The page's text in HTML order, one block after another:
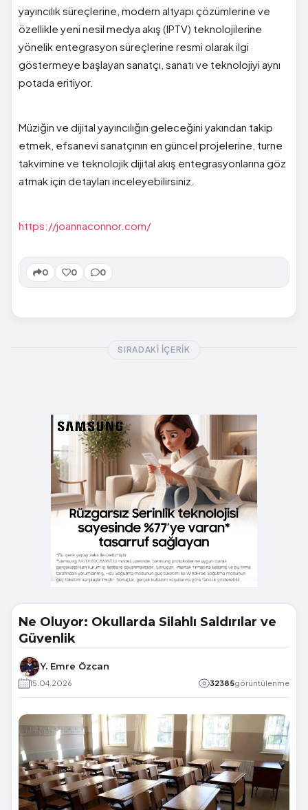
yayıncılık süreçlerine, modern altyapı çözümlerine ve
özellikle yeni nesil medya akış (IPTV) teknolojilerine
yönelik entegrasyon süreçlerine resmi olarak ilgi
göstermeye başlayan sanatçı, sanatı ve teknolojiyi aynı
potada eritiyor.
Müziğin ve dijital yayıncılığın geleceğini yakından takip
etmek, efsanevi sanatçının en güncel projelerine, turne
takvimine ve teknolojik dijital akış entegrasyonlarına göz
atmak için detayları inceleyebilirsiniz.
https://joannaconnor.com/
0 0 0
SIRADAKI İÇERIK
Ne Oluyor: Okullarda Silahlı Saldırılar ve
Güvenlik
Y. Emre Özcan
15.04.2026 32385görüntülenme